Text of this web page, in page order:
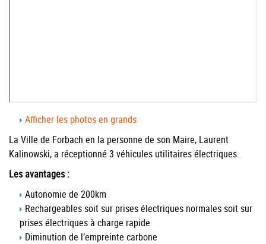
Afficher les photos en grands
La Ville de Forbach en la personne de son Maire, Laurent
Kalinowski, a réceptionné 3 véhicules utilitaires électriques.
Les avantages :
Autonomie de 200km
Rechargeables soit sur prises électriques normales soit sur
prises électriques à charge rapide
Diminution de l’empreinte carbone